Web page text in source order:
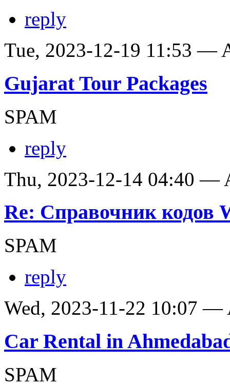
reply
Tue, 2023-12-19 11:53 —
Gujarat Tour Packages
SPAM
reply
Thu, 2023-12-14 04:40 —
Re: Справочник кодов
SPAM
reply
Wed, 2023-11-22 10:07 —
Car Rental in
SPAM